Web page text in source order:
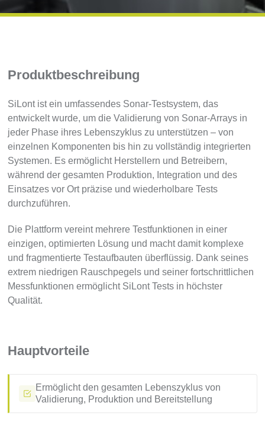
Produktbeschreibung
SiLont ist ein umfassendes Sonar-Testsystem, das
entwickelt wurde, um die Validierung von Sonar-Arrays in
jeder Phase ihres Lebenszyklus zu unterstützen – von
einzelnen Komponenten bis hin zu vollständig integrierten
Systemen. Es ermöglicht Herstellern und Betreibern,
während der gesamten Produktion, Integration und des
Einsatzes vor Ort präzise und wiederholbare Tests
durchzuführen.
Die Plattform vereint mehrere Testfunktionen in einer
einzigen, optimierten Lösung und macht damit komplexe
und fragmentierte Testaufbauten überflüssig. Dank seines
extrem niedrigen Rauschpegels und seiner fortschrittlichen
Messfunktionen ermöglicht SiLont Tests in höchster
Qualität.
Hauptvorteile
Ermöglicht den gesamten Lebenszyklus von
Validierung, Produktion und Bereitstellung